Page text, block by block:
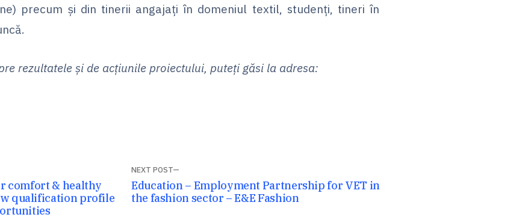
precum și din tinerii angajați în domeniul textil, studenți, tineri în
rezultatele și de acțiunile proiectului, puteți găsi la adresa:
comfort & healthy
qualification profile
NEXT POST
Next
post:
Education – Employment Partnership for VET in
the fashion sector – E&E Fashion